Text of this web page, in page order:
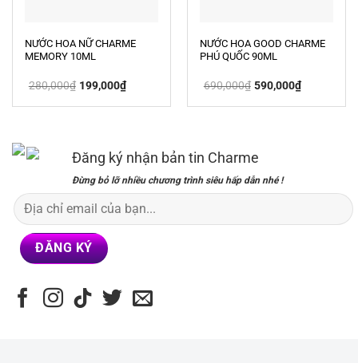
NƯỚC HOA NỮ CHARME
MEMORY 10ML
280,000₫ Giá
gốc
199,000₫Giá
hiện
NƯỚC HOA GOOD CHARME
PHÚ QUỐC 90ML
690,000₫ Giá
gốc
590,000₫Giá
hiện
Đăng ký nhận bản tin Charme
Đừng bỏ lỡ nhiều chương trình siêu hấp dẫn nhé !